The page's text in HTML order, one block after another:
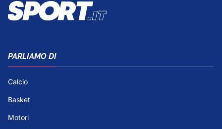
PARLIAMO DI
Calcio
Basket
Motori